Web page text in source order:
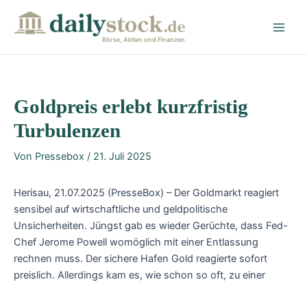
Börse, Aktien und Finanzen
Goldpreis erlebt kurzfristig
Turbulenzen
Von Pressebox / 21. Juli 2025
Herisau, 21.07.2025 (PresseBox) – Der Goldmarkt reagiert
sensibel auf wirtschaftliche und geldpolitische
Unsicherheiten. Jüngst gab es wieder Gerüchte, dass Fed-
Chef Jerome Powell womöglich mit einer Entlassung
rechnen muss. Der sichere Hafen Gold reagierte sofort
preislich. Allerdings kam es, wie schon so oft, zu einer